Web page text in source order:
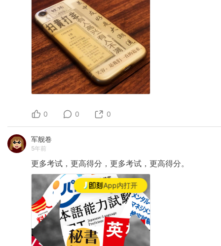
App内打开
0 0 0
军舰卷
5年前
更多考试，更高得分，更多考试，更高得分。